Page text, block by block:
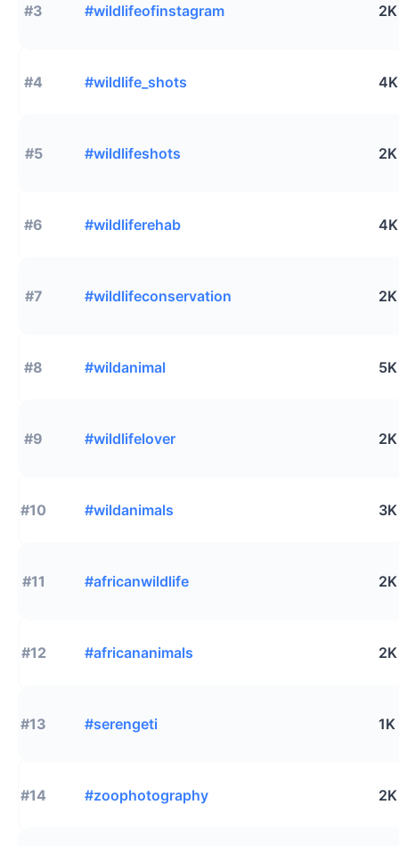
#3 #wildlifeofinstagram 2K
#4 #wildlife_shots 4K
#5 #wildlifeshots 2K
#6 #wildliferehab 4K
#7 #wildlifeconservation 2K
#8 #wildanimal 5K
#9 #wildlifelover 2K
#10 #wildanimals 3K
#11 #africanwildlife 2K
#12 #africananimals 2K
#13 #serengeti 1K
#14 #zoophotography 2K